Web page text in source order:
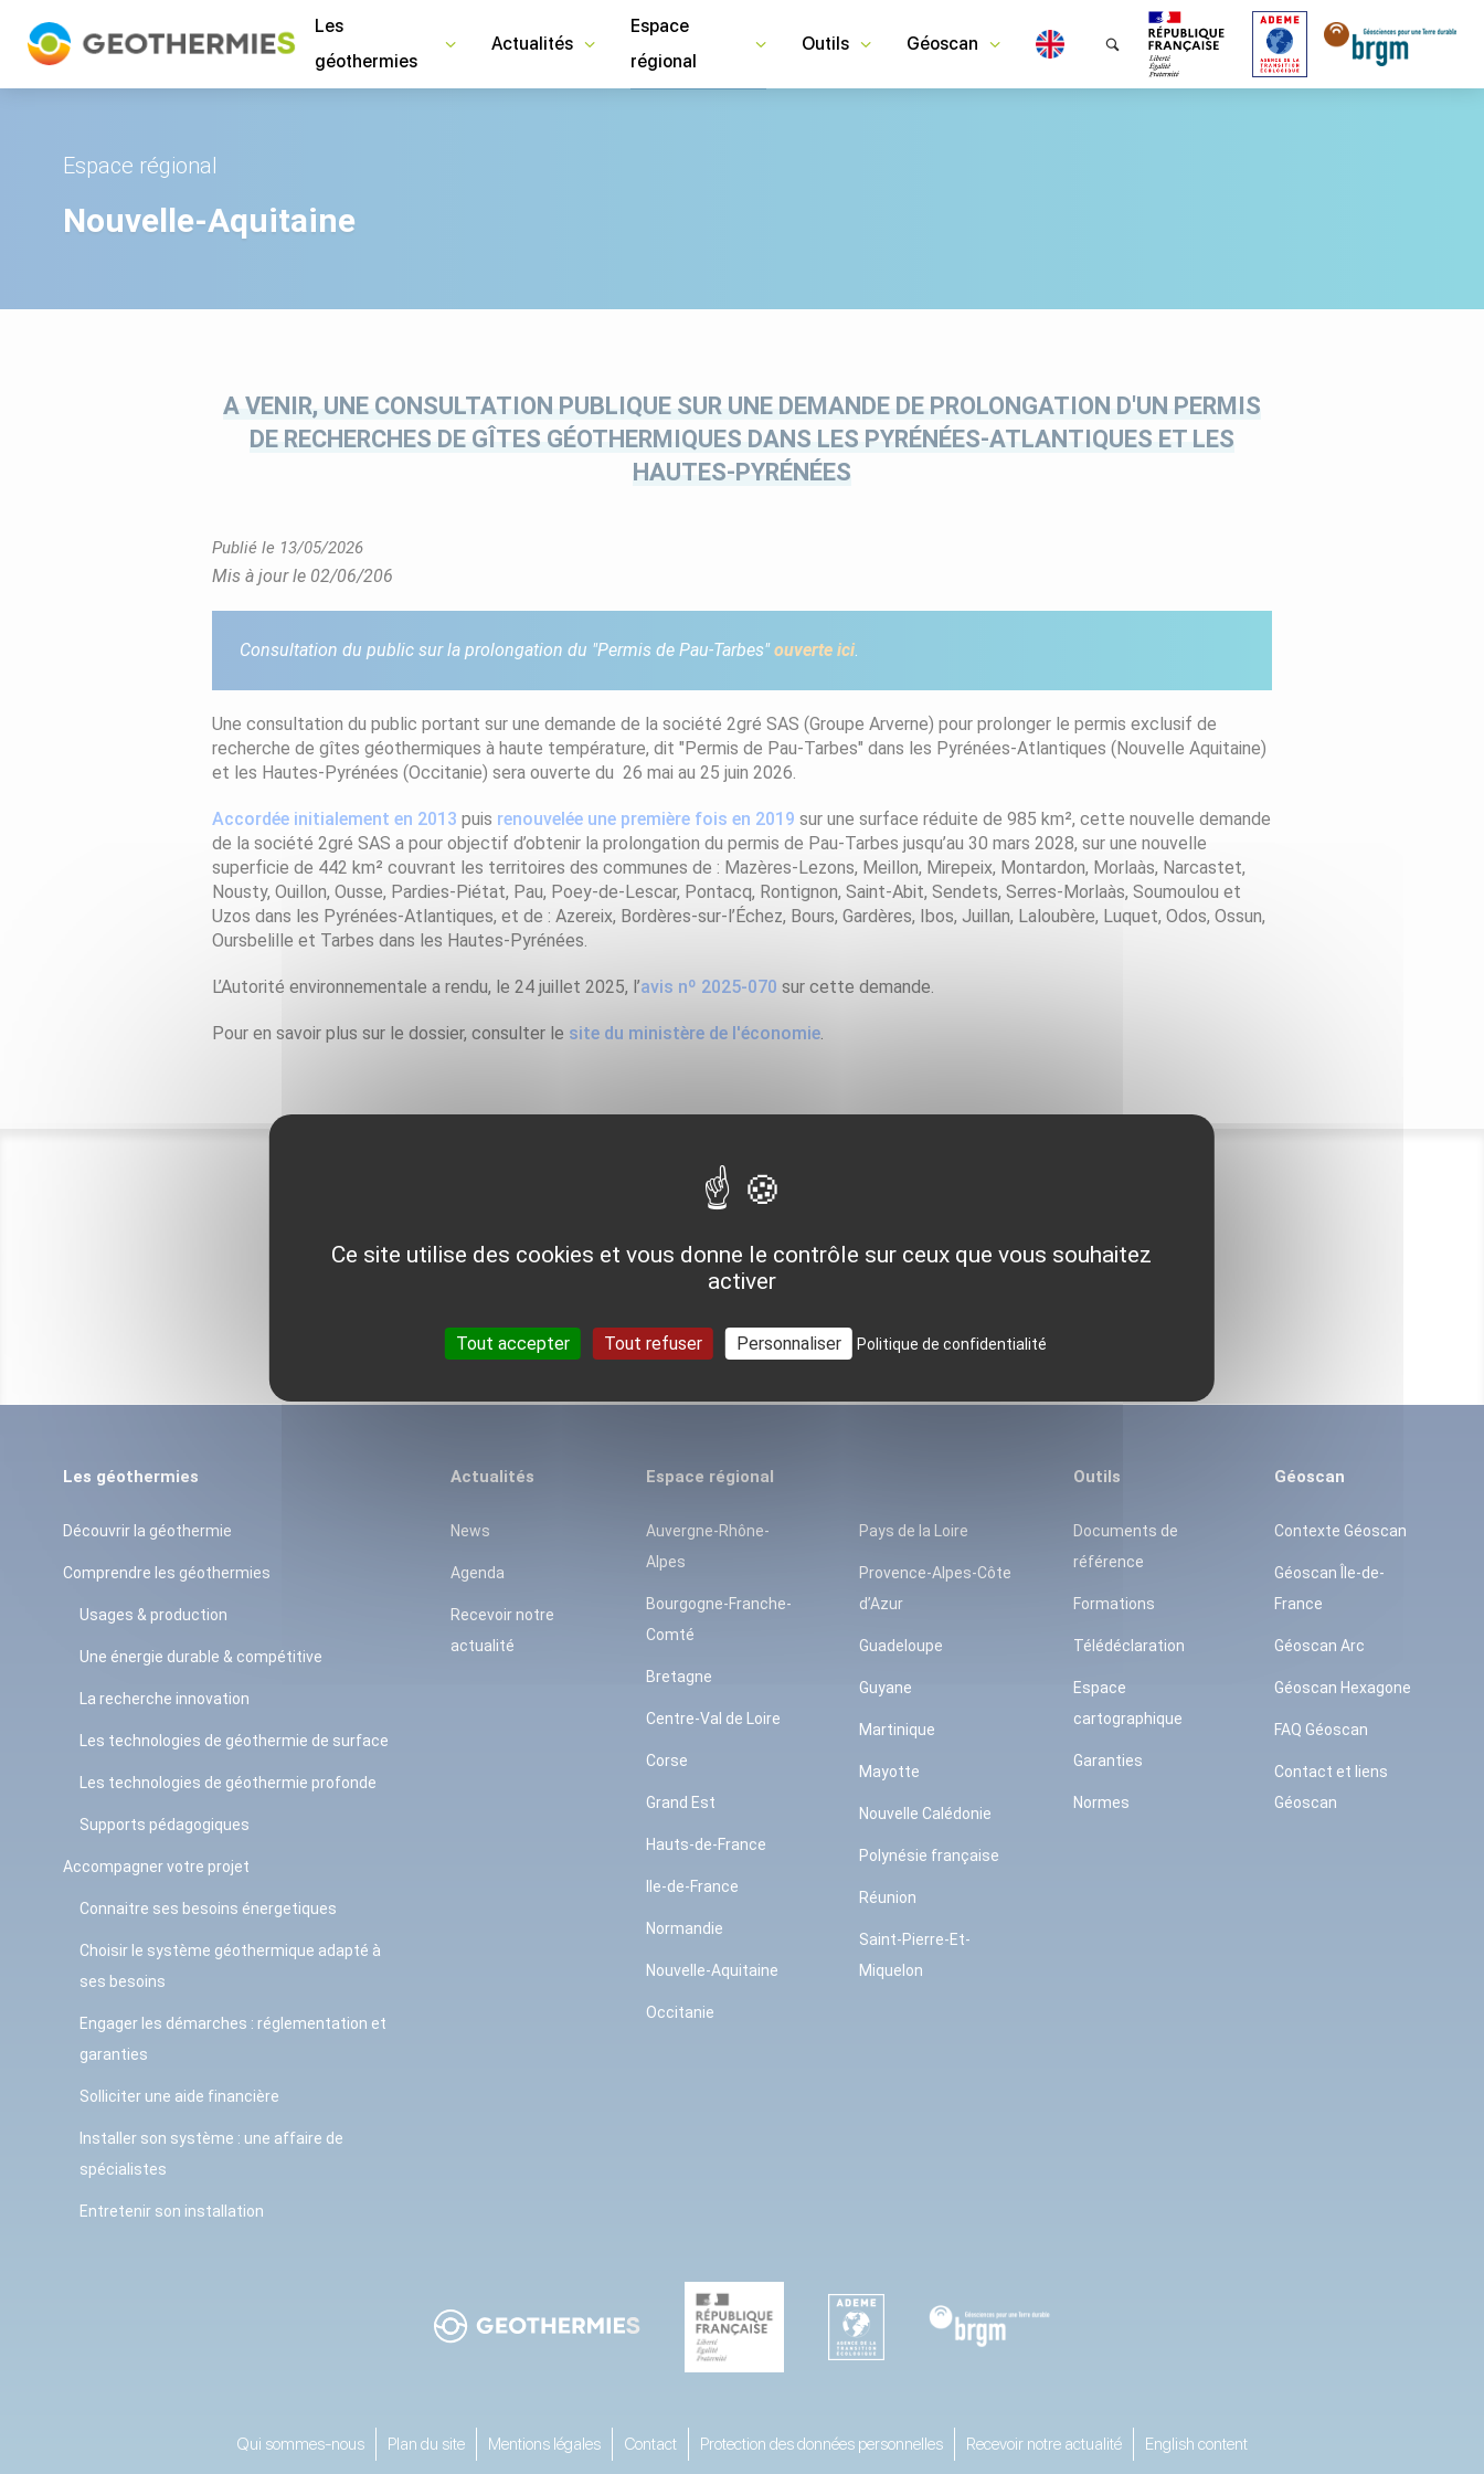
Les
géothermies
Actualités
Espace
régional
Outils Géoscan
Espace régional
Nouvelle-Aquitaine
A VENIR, UNE CONSULTATION PUBLIQUE SUR UNE DEMANDE DE PROLONGATION D'UN PERMIS
DE RECHERCHES DE GÎTES GÉOTHERMIQUES DANS LES PYRÉNÉES-ATLANTIQUES ET LES
HAUTES-PYRÉNÉES
Publié le 13/05/2026
Mis à jour le 02/06/206
Consultation du public sur la prolongation du "Permis de Pau-Tarbes"ouverte ici.
Une consultation du public portant sur une demande de la société 2gré SAS (Groupe Arverne) pour prolonger le permis exclusif de
recherche de gîtes géothermiques à haute température, dit "Permis de Pau-Tarbes" dans les Pyrénées-Atlantiques (Nouvelle Aquitaine)
et les Hautes-Pyrénées (Occitanie) sera ouverte du 26 mai au 25 juin 2026.
Accordée initialement en 2013 puis renouvelée une première fois en 2019 sur une surface réduite de 985 km², cette nouvelle demande
de la société 2gré SAS a pour objectif d’obtenir la prolongation du permis de Pau-Tarbes jusqu’au 30 mars 2028, sur une nouvelle
superficie de 442 km² couvrant les territoires des communes de : Mazères-Lezons, Meillon, Mirepeix, Montardon, Morlaàs, Narcastet,
Nousty, Ouillon, Ousse, Pardies-Piétat, Pau, Poey-de-Lescar, Pontacq, Rontignon, Saint-Abit, Sendets, Serres-Morlaàs, Soumoulou et
Uzos dans les Pyrénées-Atlantiques, et de : Azereix, Bordères-sur-l’Échez, Bours, Gardères, Ibos, Juillan, Laloubère, Luquet, Odos, Ossun,
Oursbelille et Tarbes dans les Hautes-Pyrénées.
L’Autorité environnementale a rendu, le 24 juillet 2025, l’avis nº 2025-070 sur cette demande.
Pour en savoir plus sur le dossier, consulter le site du ministère de l'économie.
DÉCOUVRIR LA GÉOTHERMIE DANS MA RÉGION
Les géothermies
Découvrir la géothermie
Comprendre les géothermies
Usages & production
Une énergie durable & compétitive
La recherche innovation
Les technologies de géothermie de surface
Les technologies de géothermie profonde
Supports pédagogiques
Accompagner votre projet
Connaitre ses besoins énergetiques
Choisir le système géothermique adapté à
ses besoins
Engager les démarches : réglementation et
garanties
Solliciter une aide financière
Installer son système : une affaire de
spécialistes
Entretenir son installation
Actualités
News
Agenda
Recevoir notre
actualité
Espace régional
Auvergne-Rhône-
Alpes
Bourgogne-Franche-
Comté
Bretagne
Centre-Val de Loire
Corse
Grand Est
Hauts-de-France
Ile-de-France
Normandie
Nouvelle-Aquitaine
Occitanie
Pays de la Loire
Provence-Alpes-Côte
d’Azur
Guadeloupe
Guyane
Martinique
Mayotte
Nouvelle Calédonie
Polynésie française
Réunion
Saint-Pierre-Et-
Miquelon
Outils
Documents de
référence
Formations
Télédéclaration
Espace
cartographique
Garanties
Normes
Géoscan
Contexte Géoscan
Géoscan Île-de-
France
Géoscan Arc
Géoscan Hexagone
FAQ Géoscan
Contact et liens
Géoscan
Qui sommes-nous Plan du site Mentions légales Contact Protection des données personnelles Recevoir notre actualité English content
Ce site utilise des cookies et vous donne le contrôle sur ceux que vous souhaitez
activer
Tout accepter Tout refuser Personnaliser Politique de confidentialité